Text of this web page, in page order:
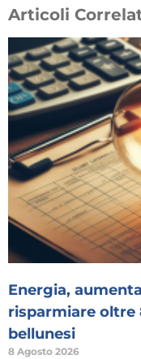
Articoli
Energia,
risparmiare oltre
bellunesi
8 Agosto 2026